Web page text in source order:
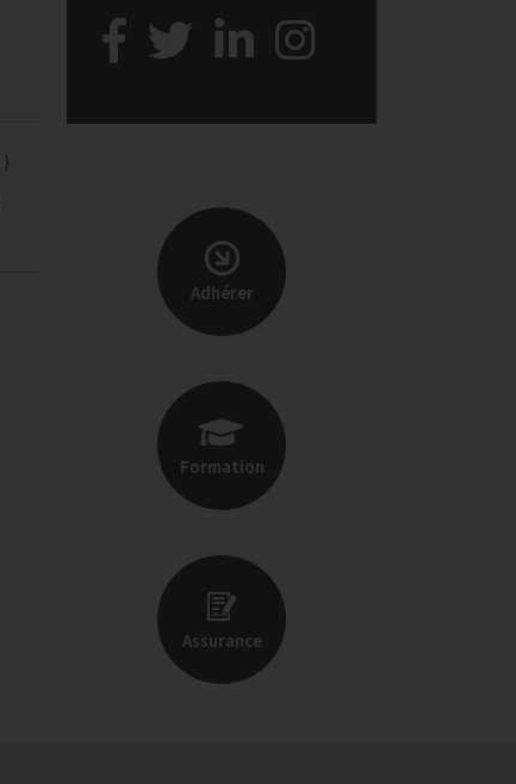
Adhérer
Formation
Assurance